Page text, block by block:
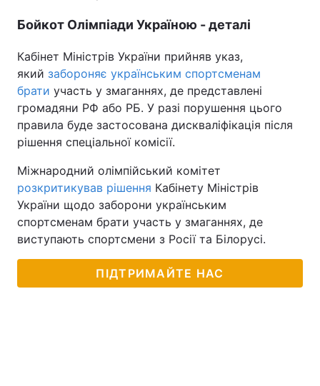
Бойкот Олімпіади Україною - деталі
Кабінет Міністрів України прийняв указ,
який забороняє українським спортсменам
брати участь у змаганнях, де представлені
громадяни РФ або РБ. У разі порушення цього
правила буде застосована дискваліфікація після
рішення спеціальної комісії.
Міжнародний олімпійський комітет
розкритикував рішення Кабінету Міністрів
України щодо заборони українським
спортсменам брати участь у змаганнях, де
виступають спортсмени з Росії та Білорусі.
ПІДТРИМАЙТЕ НАС